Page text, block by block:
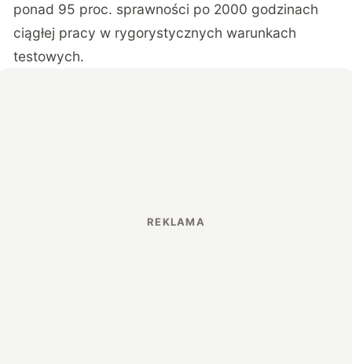
ponad 95 proc. sprawności po 2000 godzinach
ciągłej pracy w rygorystycznych warunkach
testowych.